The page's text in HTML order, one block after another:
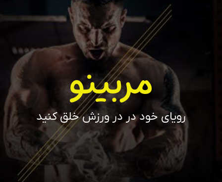
مربینو
رویای خود در در ورزش خلق کنید